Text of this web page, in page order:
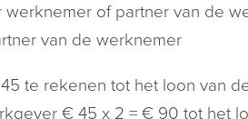
of partner van de
van de werknemer
te rekenen tot het loon van
€ 45 x 2 = € 90 tot het